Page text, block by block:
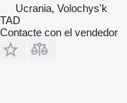
Ucrania, Volochys'k
TAD
Contacte con el vendedor